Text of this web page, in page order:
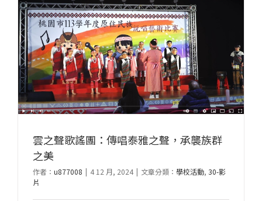
雲之聲歌謠團：傳唱泰雅之聲，承襲族群
之美
作者： u877008 | 4 12 月, 2024 | 文章分類： 學校活動, 30-影
片